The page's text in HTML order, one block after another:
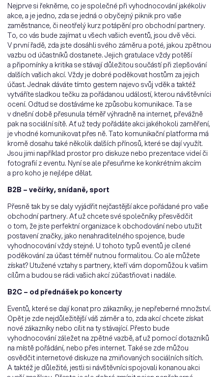
Nejprve si řekněme, co je společné při vyhodnocování jakékoliv
akce, a je jedno, zda se jedná o obyčejný piknik pro vaše
zaměstnance, či neotřelý kurz potápění pro obchodní partnery.
To, co vás bude zajímat u všech vašich eventů, jsou dvě věci.
V první řadě, zda jste dosáhli svého záměru a poté, jakou zpětnou
vazbu od účastníků dostanete. Jejich gratulace vždy potěší
a připomínky a kritika se stávají důležitou součástí při zlepšování
dalších vašich akcí. Vždy je dobré poděkovat hostům za jejich
účast. Jednak dáváte tímto gestem najevo svůj vděk a taktéž
vytváříte sladkou tečku za pořádanou událostí, kterou návštěvníci
ocení. Odtud se dostáváme ke způsobu komunikace. Ta se
v dnešní době přesunula téměř výhradně na internet, převážně
pak na sociální sítě. Ať už tedy pořádáte akci jakéhokoli zaměření,
je vhodné komunikovat přes ně. Tato komunikační platforma má
kromě dosahu také několik dalších přínosů, které se dají využít.
Jsou jimi například prostor pro diskuze nebo prezentace videí či
fotografií z eventu. Nyní se ale přesuňme ke konkrétním akcím
a pro koho je nejlépe dělat.
B2B – večírky, snídaně, sport
Přesně tak by se daly vyjádřit nejčastější akce pořádané pro vaše
obchodní partnery. Ať už chcete své společníky přesvědčit
o tom, že jste perfektní organizace k obchodování nebo utužit
postavení značky, jako nenahraditelného spojence, bude
vyhodnocování vždy stejné. U tohoto typů eventů je cílené
poděkování za účast téměř nutnou formalitou. Co ale můžete
získat? Utužené vztahy s partnery, kteří vám dopomůžou k vašim
cílům a budou se rádi vašich akcí zúčastňovat i nadále.
B2C – od přednášek po koncerty
Eventů, které se dají konat pro zákazníky, je nepřeberné množství.
Opět je zde nejdůležitější váš záměr a to, zda akcí chcete získat
nové zákazníky nebo cílit na ty stávající. Přesto bude
vyhodnocování záležet na zpětné vazbě, ať už pomocí dotazníků
na místě pořádání, nebo přes internet. Také se zde můžou
osvědčit internetové diskuze na zmiňovaných sociálních sítích.
A taktéž je důležité, jestli si návštěvníci spojovali konanou akci